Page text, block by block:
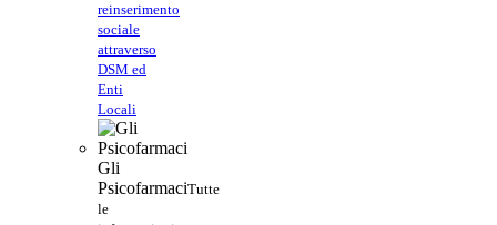
reinserimento
sociale
attraverso
DSM ed
Enti
Locali
Gli
PsicofarmaciTutte
le